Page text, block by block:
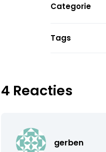
Categorie
Tags
4 Reacties
gerben